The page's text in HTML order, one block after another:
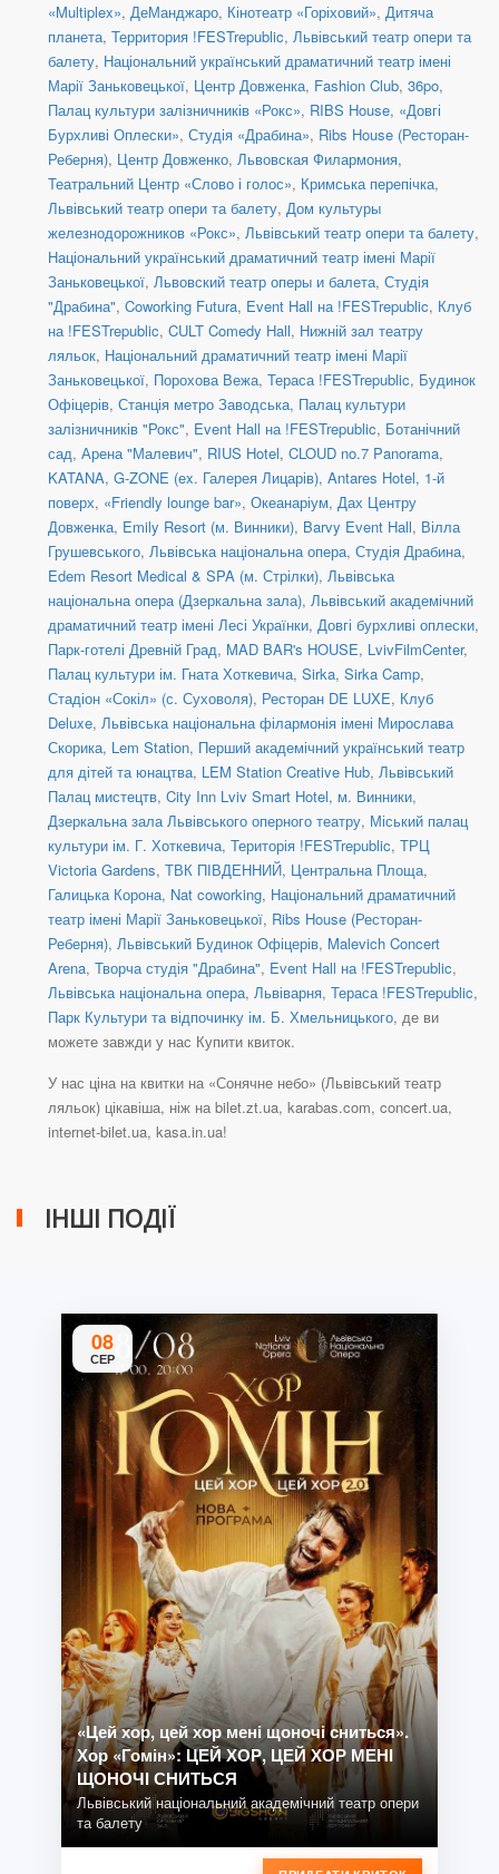
«Multiplex», ДеМанджаро, Кінотеатр «Горіховий», Дитяча
планета, Территория !FESTrepublic, Львівський театр опери та
балету, Національний український драматичний театр імені
Марії Заньковецької, Центр Довженка, Fashion Club, 36po,
Палац культури залізничників «Рокс», RIBS House, «Довгі
Бурхливі Оплески», Студія «Драбина», Ribs House (Ресторан-
Реберня), Центр Довженко, Львовская Филармония,
Театральний Центр «Слово і голос», Кримська перепічка,
Львівський театр опери та балету, Дом культуры
железнодорожников «Рокс», Львівський театр опери та балету,
Національний український драматичний театр імені Марії
Заньковецької, Львовский театр оперы и балета, Студія
"Драбина", Coworking Futura, Event Hall на !FESTrepublic, Клуб
на !FESTrepublic, CULT Comedy Hall, Нижній зал театру
ляльок, Національний драматичний театр імені Марії
Заньковецької, Порохова Вежа, Тераса !FESTrepublic, Будинок
Офіцерів, Станція метро Заводська, Палац культури
залізничників "Рокс", Event Hall на !FESTrepublic, Ботанічний
сад, Арена "Малевич", RIUS Hotel, CLOUD no.7 Panorama,
KATANA, G-ZONE (ex. Галерея Лицарів), Antares Hotel, 1-й
поверх, «Friendly lounge bar», Океанаріум, Дах Центру
Довженка, Emily Resort (м. Винники), Barvy Event Hall, Вілла
Грушевського, Львівська національна опера, Студія Драбина,
Edem Resort Medical & SPA (м. Стрілки), Львівська
національна опера (Дзеркальна зала), Львівський академічний
драматичний театр імені Лесі Українки, Довгі бурхливі оплески,
Парк-готелі Древній Град, MAD BAR's HOUSE, LvivFilmCenter,
Палац культури ім. Гната Хоткевича, Sirka, Sirka Camp,
Стадіон «Сокіл» (с. Суховоля), Ресторан DE LUXE, Клуб
Deluxe, Львівська національна філармонія імені Мирослава
Скорика, Lem Station, Перший академічний український театр
для дітей та юнацтва, LEM Station Creative Hub, Львівський
Палац мистецтв, City Inn Lviv Smart Hotel, м. Винники,
Дзеркальна зала Львівського оперного театру, Міський палац
культури ім. Г. Хоткевича, Територія !FESTrepublic, ТРЦ
Victoria Gardens, ТВК ПІВДЕННИЙ, Центральна Площа,
Галицька Корона, Nat coworking, Національний драматичний
театр імені Марії Заньковецької, Ribs House (Ресторан-
Реберня), Львівський Будинок Офіцерів, Malevich Concert
Arena, Творча студія "Драбина", Event Hall на !FESTrepublic,
Львівська національна опера, Львіварня, Тераса !FESTrepublic,
Парк Культури та відпочинку ім. Б. Хмельницького, де ви
можете завжди у нас Купити квиток.
У нас ціна на квитки на «Сонячне небо» (Львівський театр
ляльок) цікавіша, ніж на bilet.zt.ua, karabas.com, concert.ua,
internet-bilet.ua, kasa.in.ua!
ІНШІ ПОДІЇ
08
СЕР
«Цей хор, цей хор мені щоночі сниться».
Хор «Гомін»: ЦЕЙ ХОР, ЦЕЙ ХОР МЕНІ
ЩОНОЧІ СНИТЬСЯ
Львівський національний академічний театр опери
та балету